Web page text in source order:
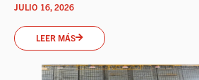
JULIO 16, 2026
LEER MÁS